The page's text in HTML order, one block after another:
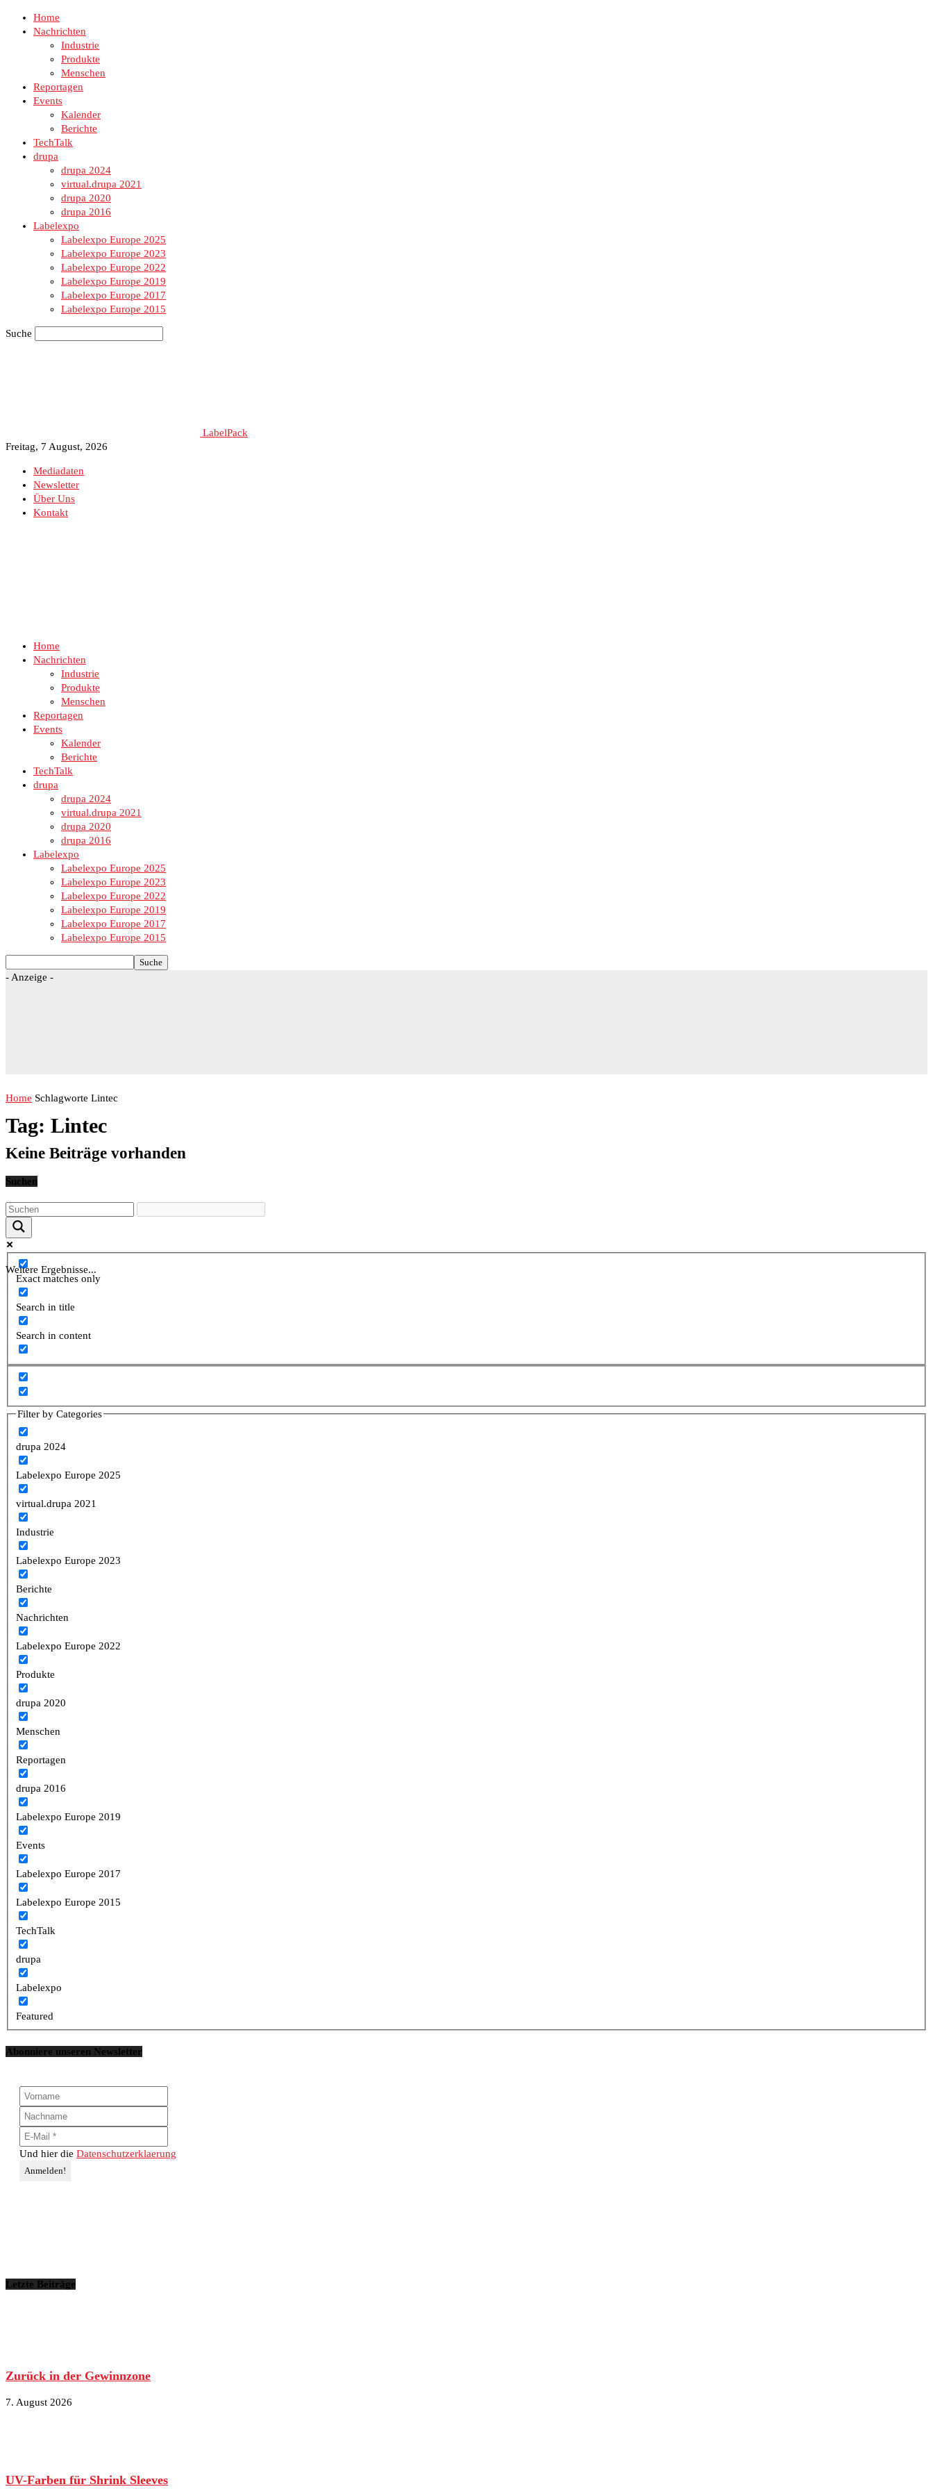
Home
Nachrichten
Industrie
Produkte
Menschen
Reportagen
Events
Kalender
Berichte
TechTalk
drupa
drupa 2024
virtual.drupa 2021
drupa 2020
drupa 2016
Labelexpo
Labelexpo Europe 2025
Labelexpo Europe 2023
Labelexpo Europe 2022
Labelexpo Europe 2019
Labelexpo Europe 2017
Labelexpo Europe 2015
Suche
LabelPack
Freitag, 7 August, 2026
Mediadaten
Newsletter
Über Uns
Kontakt
Home
Nachrichten
Industrie
Produkte
Menschen
Reportagen
Events
Kalender
Berichte
TechTalk
drupa
drupa 2024
virtual.drupa 2021
drupa 2020
drupa 2016
Labelexpo
Labelexpo Europe 2025
Labelexpo Europe 2023
Labelexpo Europe 2022
Labelexpo Europe 2019
Labelexpo Europe 2017
Labelexpo Europe 2015
- Anzeige -
Home Schlagworte Lintec
Tag: Lintec
Keine Beiträge vorhanden
Suchen
Weitere Ergebnisse...
Exact matches only
Search in title
Search in content
Filter by Categories
drupa 2024
Labelexpo Europe 2025
virtual.drupa 2021
Industrie
Labelexpo Europe 2023
Berichte
Nachrichten
Labelexpo Europe 2022
Produkte
drupa 2020
Menschen
Reportagen
drupa 2016
Labelexpo Europe 2019
Events
Labelexpo Europe 2017
Labelexpo Europe 2015
TechTalk
drupa
Labelexpo
Featured
Abonniere unseren Newsletter
Und hier die Datenschutzerklaerung
Letzte Beiträge
Zurück in der Gewinnzone
7. August 2026
UV-Farben für Shrink Sleeves